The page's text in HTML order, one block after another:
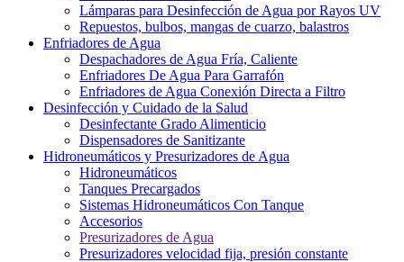
Lámparas para Desinfección de Agua por Rayos UV
Repuestos, bulbos, mangas de cuarzo, balastros
Enfriadores de Agua
Despachadores de Agua Fría, Caliente
Enfriadores De Agua Para Garrafón
Enfriadores de Agua Conexión Directa a Filtro
Desinfección y Cuidado de la Salud
Desinfectante Grado Alimenticio
Dispensadores de Sanitizante
Hidroneumáticos y Presurizadores de Agua
Hidroneumáticos
Tanques Precargados
Sistemas Hidroneumáticos Con Tanque
Accesorios
Presurizadores de Agua
Presurizadores velocidad fija, presión constante